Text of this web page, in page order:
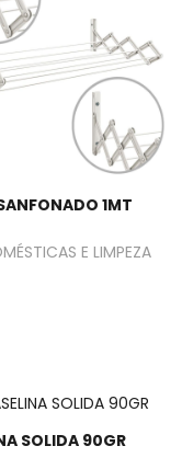
1MT
E LIMPEZA
SOLIDA 90GR